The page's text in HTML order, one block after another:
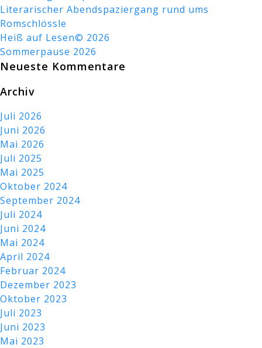
Literarischer Abendspaziergang rund ums
Romschlössle
Heiß auf Lesen© 2026
Sommerpause 2026
Neueste Kommentare
Archiv
Juli 2026
Juni 2026
Mai 2026
Juli 2025
Mai 2025
Oktober 2024
September 2024
Juli 2024
Juni 2024
Mai 2024
April 2024
Februar 2024
Dezember 2023
Oktober 2023
Juli 2023
Juni 2023
Mai 2023